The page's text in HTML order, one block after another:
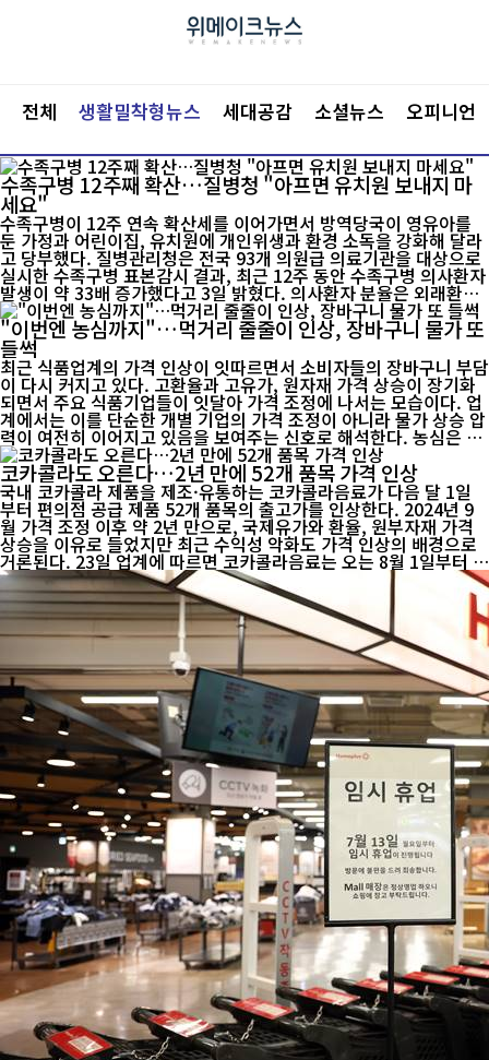
전체 생활밀착형뉴스 세대공감 소셜뉴스 오피니언
수족구병 12주째 확산…질병청 "아프면 유치원 보내지 마
세요"
수족구병이 12주 연속 확산세를 이어가면서 방역당국이 영유아를
둔 가정과 어린이집, 유치원에 개인위생과 환경 소독을 강화해 달라
고 당부했다. 질병관리청은 전국 93개 의원급 의료기관을 대상으로
실시한 수족구병 표본감시 결과, 최근 12주 동안 수족구병 의사환자
발생이 약 33배 증가했다고 3일 밝혔다. 의사환자 분율은 외래환자
1000명당 기준으로 19주차 1.1명에서 23주차 7.1명, 26주차 13.3
명, 30주차(7월 19~25일)에는 36.1명까지 급증했다. 특히 0~6세
영유아는 외래환자 1000명당 48.3명...
"이번엔 농심까지"…먹거리 줄줄이 인상, 장바구니 물가 또
들썩
최근 식품업계의 가격 인상이 잇따르면서 소비자들의 장바구니 부담
이 다시 커지고 있다. 고환율과 고유가, 원자재 가격 상승이 장기화
되면서 주요 식품기업들이 잇달아 가격 조정에 나서는 모습이다. 업
계에서는 이를 단순한 개별 기업의 가격 조정이 아니라 물가 상승 압
력이 여전히 이어지고 있음을 보여주는 신호로 해석한다. 농심은 오
는 8월 1일부터 주요 용기라면과 스낵, 음료 제품의 출고가격을 평
균 5.8% 인상한다고 24일 밝혔다. 가격이 오르는 품목은 육개장사
발면과 신라면컵 등 용기면 1...
코카콜라도 오른다…2년 만에 52개 품목 가격 인상
국내 코카콜라 제품을 제조·유통하는 코카콜라음료가 다음 달 1일
부터 편의점 공급 제품 52개 품목의 출고가를 인상한다. 2024년 9
월 가격 조정 이후 약 2년 만으로, 국제유가와 환율, 원부자재 가격
상승을 이유로 들었지만 최근 수익성 악화도 가격 인상의 배경으로
거론된다. 23일 업계에 따르면 코카콜라음료는 오는 8월 1일부터 편
의점에 공급하는 코카콜라, 코카콜라 제로, 스프라이트, 환타, 파워
에이드 등 52개 품목의 출고가를 100~300원 인상한다. 평균 인상률
은 7.2%다. 대표 품목인 코카...